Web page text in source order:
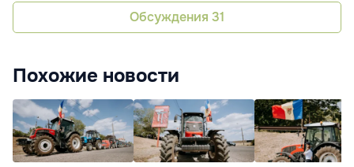
Обсуждения 31
Похожие новости